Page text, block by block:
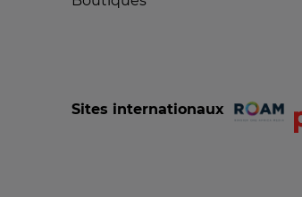
Sites internationaux